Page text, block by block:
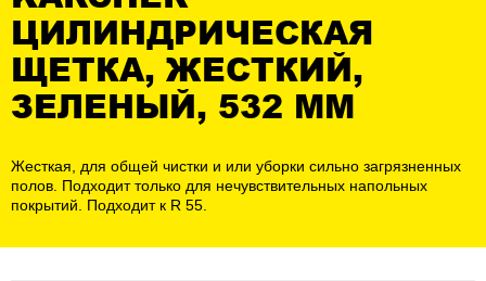
ЦИЛИНДРИЧЕСКАЯ
ЩЕТКА, ЖЕСТКИЙ,
ЗЕЛЕНЫЙ, 532 MM
Жесткая, для общей чистки и или уборки сильно загрязненных
полов. Подходит только для нечувствительных напольных
покрытий. Подходит к R 55.